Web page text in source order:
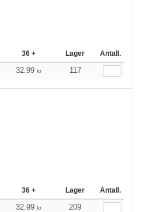
36 + Lager Antall.
32.99 kr 117
36 + Lager Antall.
32.99 kr 209